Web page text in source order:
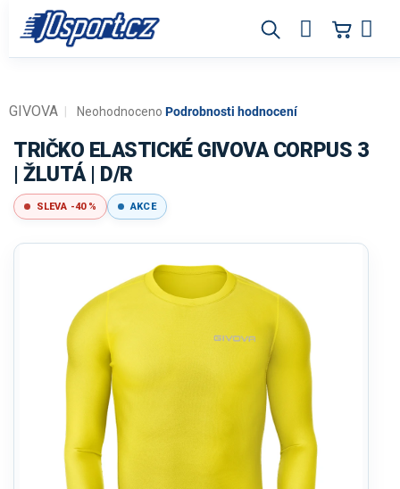
obsah
Průměrné
produktu
je
0,0
z
5
Neohodnoceno Podrobnosti hodnocení
GIVOVA
TRIČKO ELASTICKÉ GIVOVA CORPUS 3
| ŽLUTÁ | D/R
SLEVA -40 % AKCE